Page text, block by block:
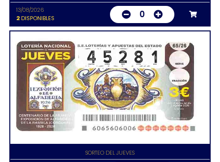
13/08/2026
2DISPONIBLES 0
SORTEO DEL JUEVES